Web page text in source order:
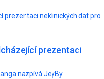
prezentaci neklinických dat pro
prezentaci
nazpívá JeyBy